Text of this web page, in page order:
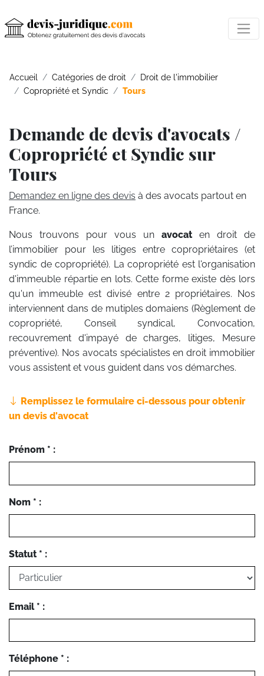
Accueil Catégories de droit
Droit de l'immobilier
Copropriété et Syndic
Tours
Demande de devis d'avocats /
Copropriété et Syndic sur
Tours
Demandez en ligne des devis à des avocats partout en
France.
Nous trouvons pour vous un avocat en droit de
l’immobilier pour les litiges entre copropriétaires (et
syndic de copropriété). La copropriété est l'organisation
d'immeuble répartie en lots. Cette forme existe dès lors
qu'un immeuble est divisé entre 2 propriétaires. Nos
interviennent dans de mutiples domaiens (Règlement de
copropriété, Conseil syndical, Convocation,
recouvrement d'impayé de charges, litiges, Mesure
préventive). Nos avocats spécialistes en droit immobilier
vous assistent et vous guident dans vos démarches.
Remplissez le formulaire ci-dessous pour obtenir
un devis d'avocat
Prénom * :
Nom * :
Statut * :
Email * :
Téléphone * :